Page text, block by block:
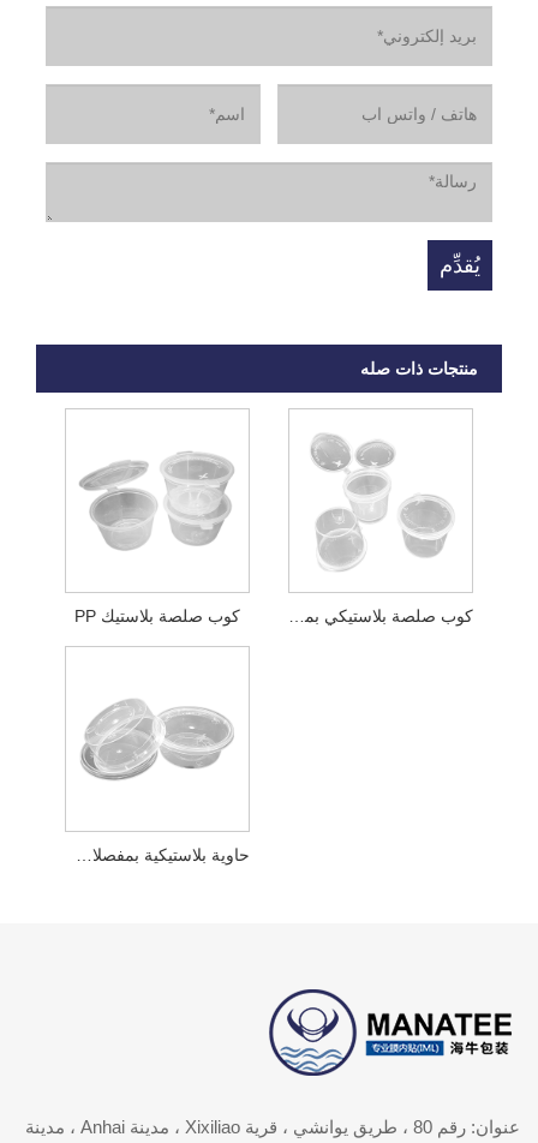
منتجات ذات صله
كوب صلصة بلاستيك PP كوب صلصة بلاستيكي بمفصلات PP
حاوية بلاستيكية بمفصلات PP
عنوان: رقم 80 ، طريق يوانشي ، قرية Xixiliao ، مدينة Anhai ، مدينة